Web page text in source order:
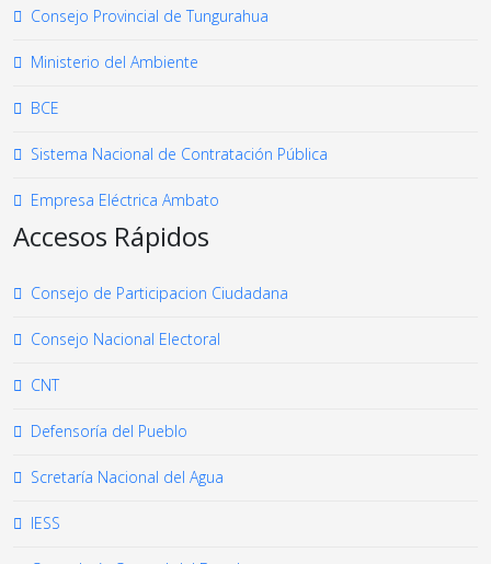
Consejo Provincial de Tungurahua
Ministerio del Ambiente
BCE
Sistema Nacional de Contratación Pública
Empresa Eléctrica Ambato
Accesos Rápidos
Consejo de Participacion Ciudadana
Consejo Nacional Electoral
CNT
Defensoría del Pueblo
Scretaría Nacional del Agua
IESS